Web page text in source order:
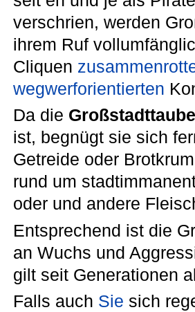
verschrien, werden
ihrem Ruf
Cliquen
wegwerforientierten
Da die Großstadttaube
ist, begnügt sie sich
Getreide oder
rund um
oder und andere
Entsprechend ist die
an Wuchs und
gilt seit Generationen
Falls auch Sie sich